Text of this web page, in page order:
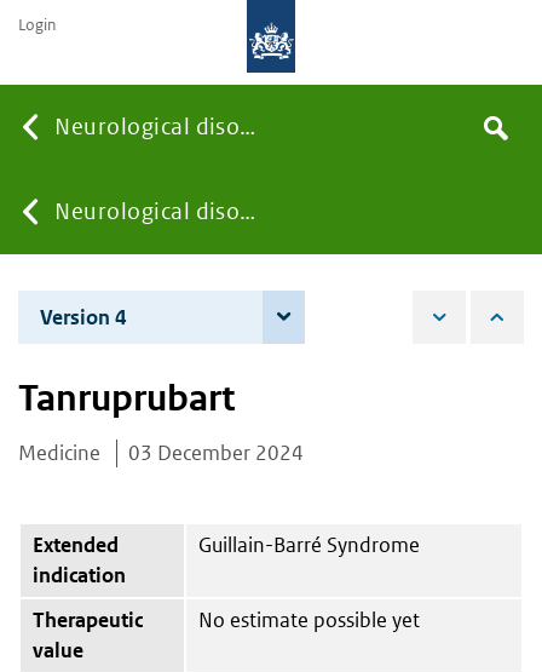
Neurological disorders
You
are
here:
Neurological disorders
the
Search
Login
Version 4
Tanruprubart
Medicine 03 December 2024
Extended
indication
Guillain-Barré Syndrome
Therapeutic
value
No estimate possible yet